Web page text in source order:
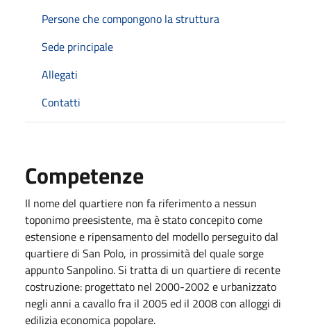
Persone che compongono la struttura
Sede principale
Allegati
Contatti
Competenze
Il nome del quartiere non fa riferimento a nessun
toponimo preesistente, ma è stato concepito come
estensione e ripensamento del modello perseguito dal
quartiere di San Polo, in prossimità del quale sorge
appunto Sanpolino. Si tratta di un quartiere di recente
costruzione: progettato nel 2000-2002 e urbanizzato
negli anni a cavallo fra il 2005 ed il 2008 con alloggi di
edilizia economica popolare.